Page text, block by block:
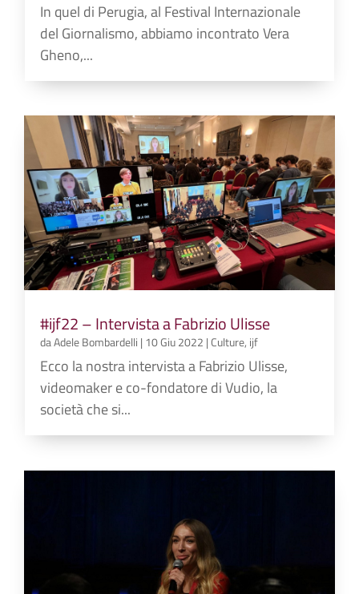
In quel di Perugia, al Festival Internazionale
del Giornalismo, abbiamo incontrato Vera
Gheno,...
#ijf22 – Intervista a Fabrizio Ulisse
daAdele Bombardelli | 10 Giu 2022 |Culture, ijf
Ecco la nostra intervista a Fabrizio Ulisse,
videomaker e co-fondatore di Vudio, la
società che si...